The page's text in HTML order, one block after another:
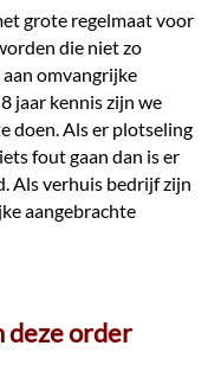
grote regelmaat voor
die niet zo
omvangrijke
jaar kennis zijn we
doen. Als er plotseling
fout gaan dan is er
Als verhuis bedrijf zijn
aangebrachte
deze order